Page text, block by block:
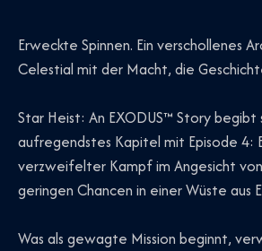
Erweckte Spinnen. Ein verschollenes
Celestial mit der Macht, die
Star Heist: An EXODUS™ Story begibt
aufregendstes Kapitel mit Episode 4:
verzweifelter Kampf im Angesicht
geringen Chancen in einer Wüste aus
Was als gewagte Mission beginnt,